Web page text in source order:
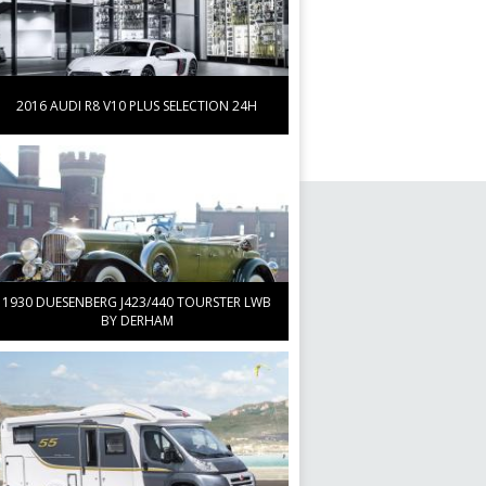
2016 AUDI R8 V10 PLUS SELECTION 24H
1930 DUESENBERG J423/440 TOURSTER LWB
BY DERHAM